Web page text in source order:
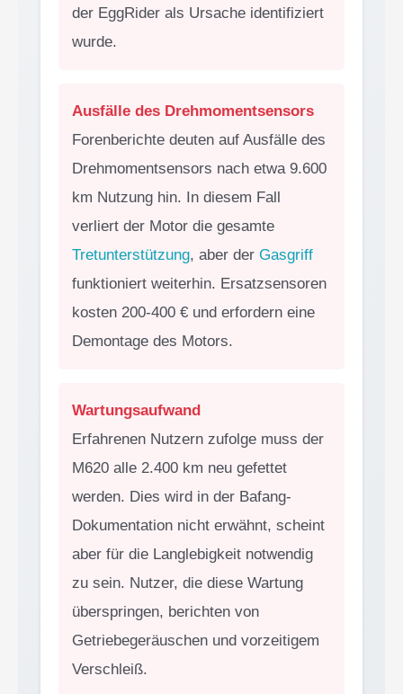
der EggRider als Ursache identifiziert
wurde.
Ausfälle des Drehmomentsensors
Forenberichte deuten auf Ausfälle des
Drehmomentsensors nach etwa 9.600
km Nutzung hin. In diesem Fall
verliert der Motor die gesamte
Tretunterstützung, aber der Gasgriff
funktioniert weiterhin. Ersatzsensoren
kosten 200-400 € und erfordern eine
Demontage des Motors.
Wartungsaufwand
Erfahrenen Nutzern zufolge muss der
M620 alle 2.400 km neu gefettet
werden. Dies wird in der Bafang-
Dokumentation nicht erwähnt, scheint
aber für die Langlebigkeit notwendig
zu sein. Nutzer, die diese Wartung
überspringen, berichten von
Getriebegeräuschen und vorzeitigem
Verschleiß.